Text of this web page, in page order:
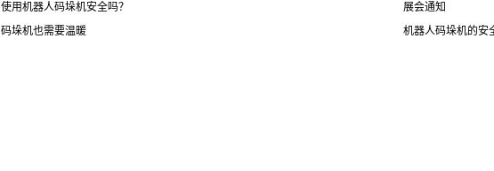
使用机器人码垛机安全吗？
展会通知
码垛机也需要温暖
机器人码垛机的安